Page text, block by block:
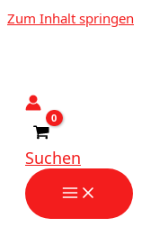
Zum Inhalt springen
Suchen